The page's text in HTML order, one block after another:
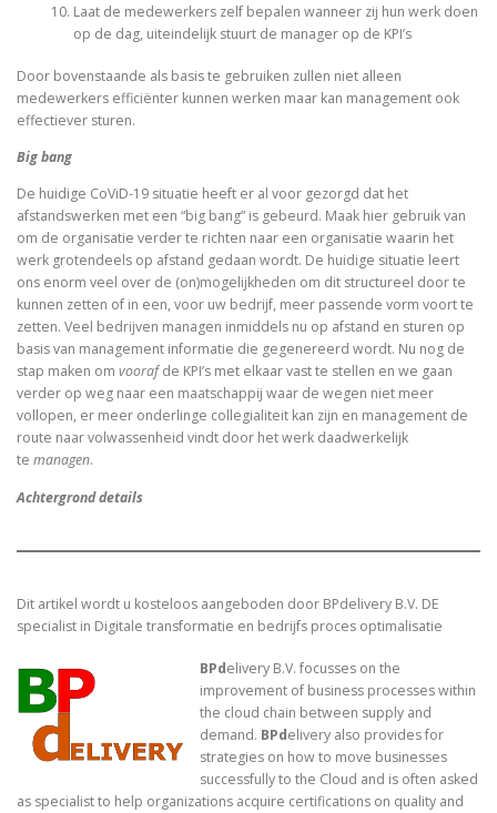
Laat de medewerkers zelf bepalen wanneer zij hun werk doen
op de dag, uiteindelijk stuurt de manager op de KPI’s
Door bovenstaande als basis te gebruiken zullen niet alleen
medewerkers efficiënter kunnen werken maar kan management ook
effectiever sturen.
Big bang
De huidige CoViD-19 situatie heeft er al voor gezorgd dat het
afstandswerken met een “big bang” is gebeurd. Maak hier gebruik van
om de organisatie verder te richten naar een organisatie waarin het
werk grotendeels op afstand gedaan wordt. De huidige situatie leert
ons enorm veel over de (on)mogelijkheden om dit structureel door te
kunnen zetten of in een, voor uw bedrijf, meer passende vorm voort te
zetten. Veel bedrijven managen inmiddels nu op afstand en sturen op
basis van management informatie die gegenereerd wordt. Nu nog de
stap maken om voorafde KPI’s met elkaar vast te stellen en we gaan
verder op weg naar een maatschappij waar de wegen niet meer
vollopen, er meer onderlinge collegialiteit kan zijn en management de
route naar volwassenheid vindt door het werk daadwerkelijk
te managen.
Achtergrond details
Dit artikel wordt u kosteloos aangeboden door BPdelivery B.V. DE
specialist in Digitale transformatie en bedrijfs proces optimalisatie
BPdelivery B.V. focusses on the
improvement of business processes within
the cloud chain between supply and
demand. BPdelivery also provides for
strategies on how to move businesses
successfully to the Cloud and is often asked
as specialist to help organizations acquire certifications on quality and